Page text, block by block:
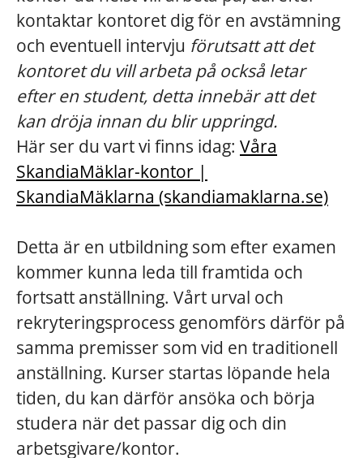
kontaktar kontoret dig för en avstämning
och eventuell intervju förutsatt att det
kontoret du vill arbeta på också letar
efter en student, detta innebär att det
kan dröja innan du blir uppringd.
Här ser du vart vi finns idag: Våra
SkandiaMäklar-kontor |
SkandiaMäklarna (skandiamaklarna.se)
Detta är en utbildning som efter examen
kommer kunna leda till framtida och
fortsatt anställning. Vårt urval och
rekryteringsprocess genomförs därför på
samma premisser som vid en traditionell
anställning. Kurser startas löpande hela
tiden, du kan därför ansöka och börja
studera när det passar dig och din
arbetsgivare/kontor.